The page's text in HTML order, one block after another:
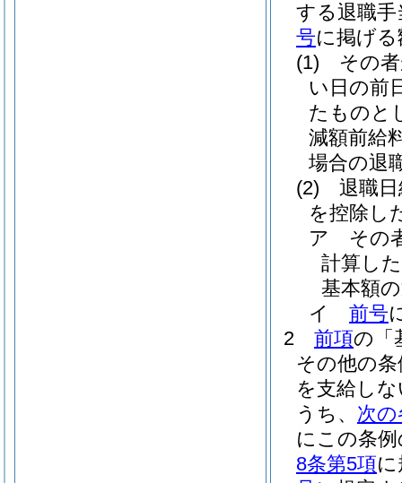
する退職
号に掲げ
(1)
その
い日の前
たものと
減額前給
場合の退
(2)
退職
を控除し
ア
その
計算し
基本額
イ
前号
2
前項の「
その他の
を支給し
うち、 次
にこの条
8条第5項